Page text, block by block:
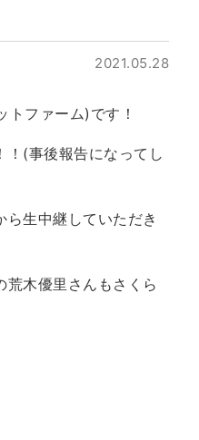
2021.05.28
ファーム)です！
！(事後報告になってし
生中継していただき
荒木優里さんもさくら